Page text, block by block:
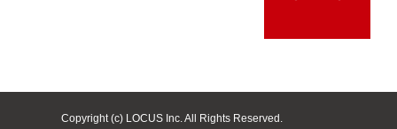
Copyright (c) LOCUS Inc. All Rights Reserved.